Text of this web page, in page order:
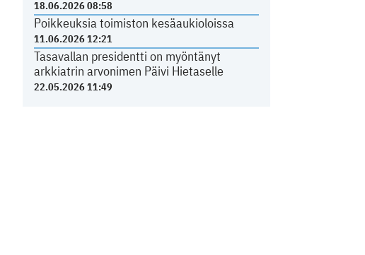
18.06.2026 08:58
Poikkeuksia toimiston kesäaukioloissa
11.06.2026 12:21
Tasavallan presidentti on myöntänyt
arkkiatrin arvonimen Päivi Hietaselle
22.05.2026 11:49